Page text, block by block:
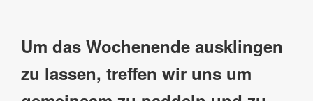
Um das Wochenende ausklingen
zu lassen, treffen wir uns um